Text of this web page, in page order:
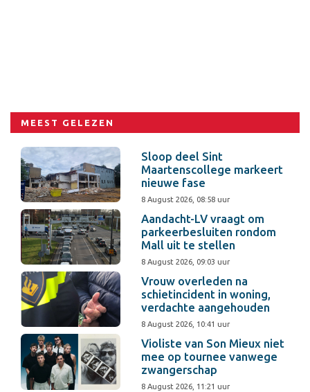
MEEST GELEZEN
Sloop deel Sint
Maartenscollege markeert
nieuwe fase
8 August 2026, 08:58 uur
Aandacht-LV vraagt om
parkeerbesluiten rondom
Mall uit te stellen
8 August 2026, 09:03 uur
Vrouw overleden na
schietincident in woning,
verdachte aangehouden
8 August 2026, 10:41 uur
Violiste van Son Mieux niet
mee op tournee vanwege
zwangerschap
8 August 2026, 11:21 uur